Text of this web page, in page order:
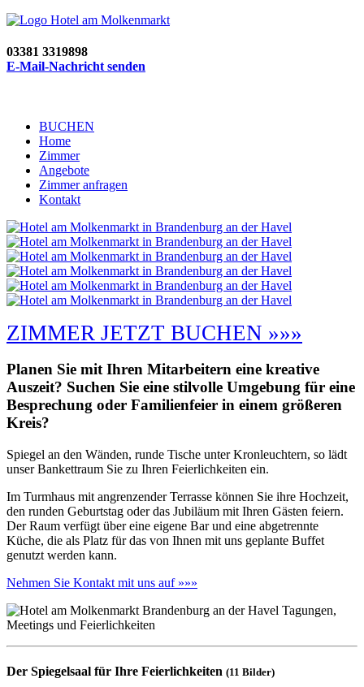
03381 3319898
E-Mail-Nachricht senden
BUCHEN
Home
Zimmer
Angebote
Zimmer anfragen
Kontakt
ZIMMER JETZT BUCHEN »»»
Planen Sie mit Ihren Mitarbeitern eine kreative
Auszeit? Suchen Sie eine stilvolle Umgebung für eine
Besprechung oder Familienfeier in einem größeren
Kreis?
Spiegel an den Wänden, runde Tische unter Kronleuchtern, so lädt
unser Bankettraum Sie zu Ihren Feierlichkeiten ein.
Im Turmhaus mit angrenzender Terrasse können Sie ihre Hochzeit,
den runden Geburtstag oder das Jubiläum mit Ihren Gästen feiern.
Der Raum verfügt über eine eigene Bar und eine abgetrennte
Küche, die als Platz für das von Ihnen mit uns geplante Buffet
genutzt werden kann.
Nehmen Sie Kontakt mit uns auf »»»
Der Spiegelsaal für Ihre Feierlichkeiten (11 Bilder)